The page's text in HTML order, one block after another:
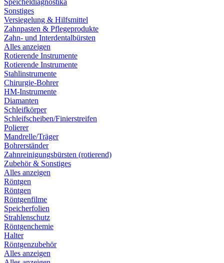
Speicheldiagnostika
Sonstiges
Versiegelung & Hilfsmittel
Zahnpasten & Pflegeprodukte
Zahn- und Interdentalbürsten
Alles anzeigen
Rotierende Instrumente
Rotierende Instrumente
Stahlinstrumente
Chirurgie-Bohrer
HM-Instrumente
Diamanten
Schleifkörper
Schleifscheiben/Finierstreifen
Polierer
Mandrelle/Träger
Bohrerständer
Zahnreinigungsbürsten (rotierend)
Zubehör & Sonstiges
Alles anzeigen
Röntgen
Röntgen
Röntgenfilme
Speicherfolien
Strahlenschutz
Röntgenchemie
Halter
Röntgenzubehör
Alles anzeigen